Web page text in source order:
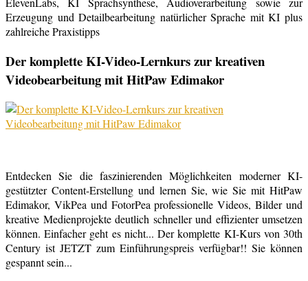
Erzeugung und Detailbearbeitung natürlicher Sprache mit KI plus
zahlreiche Praxistipps
Der komplette KI-Video-Lernkurs zur kreativen
Videobearbeitung mit HitPaw Edimakor
Entdecken Sie die faszinierenden Möglichkeiten moderner KI-
gestützter Content-Erstellung und lernen Sie, wie Sie mit HitPaw
Edimakor, VikPea und FotorPea professionelle Videos, Bilder und
kreative Medienprojekte deutlich schneller und effizienter umsetzen
können. Einfacher geht es nicht... Der komplette KI-Kurs von 30th
Century ist JETZT zum Einführungspreis verfügbar!! Sie können
gespannt sein...